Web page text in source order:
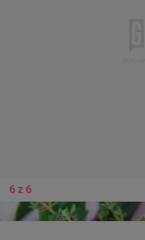
6 z 6